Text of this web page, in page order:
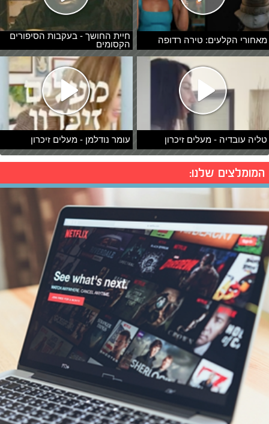
מאחורי הקלעים: טירה רדופה
חיית החושך - בעקבות הסיפורים
הקסומים
טליה עובדיה - מעלים זיכרון עומר נודלמן - מעלים זיכרון
המומלצים שלנו: